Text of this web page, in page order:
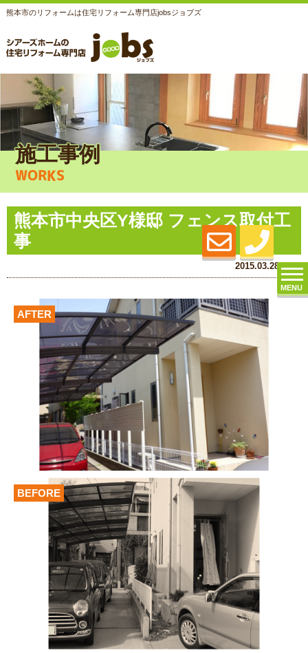
熊本市のリフォームは住宅リフォーム専門店jobsジョブズ
MENU
施工事例
WORKS
熊本市中央区Y様邸 フェンス取付工
事
2015.03.28 (Sat)
AFTER
BEFORE